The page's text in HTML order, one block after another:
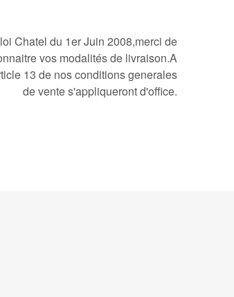
Chatel du 1er Juin 2008,merci de
vos modalités de livraison.A
13 de nos conditions generales
de vente s'appliqueront d'office.